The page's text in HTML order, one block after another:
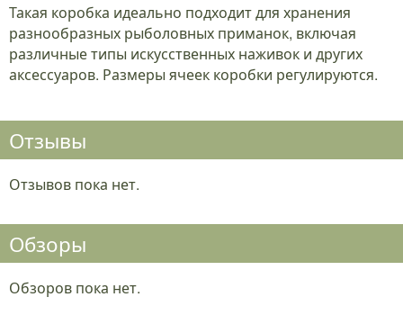
Такая коробка идеально подходит для хранения
разнообразных рыболовных приманок, включая
различные типы искусственных наживок и других
аксессуаров. Размеры ячеек коробки регулируются.
Отзывы
Отзывов пока нет.
Обзоры
Обзоров пока нет.